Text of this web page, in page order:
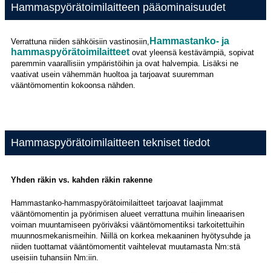
Hammaspyörätoimilaitteen pääominaisuudet
Verrattuna niiden sähköisiin vastinosiin, Hammastanko- ja
hammaspyörätoimilaitteet ovat yleensä kestävämpiä, sopivat
paremmin vaarallisiin ympäristöihin ja ovat halvempia. Lisäksi ne
vaativat usein vähemmän huoltoa ja tarjoavat suuremman
vääntömomentin kokoonsa nähden.
Hammaspyörätoimilaitteen tekniset tiedot
Yhden räkin vs. kahden räkin rakenne
Hammastanko-hammaspyörätoimilaitteet tarjoavat laajimmat
vääntömomentin ja pyörimisen alueet verrattuna muihin lineaarisen
voiman muuntamiseen pyöriväksi vääntömomentiksi tarkoitettuihin
muunnosmekanismeihin. Niillä on korkea mekaaninen hyötysuhde ja
niiden tuottamat vääntömomentit vaihtelevat muutamasta Nm:stä
useisiin tuhansiin Nm:iin.